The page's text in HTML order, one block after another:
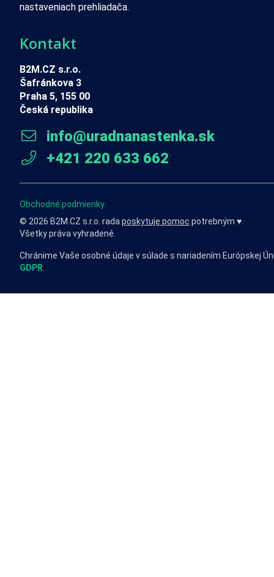
nastaveniach prehliadača.
Kontakt
B2M.CZ s.r.o.
Šafránkova 3
Praha 5, 155 00
Česká republika
info@uradnanastenka.sk
+421 220 633 662
Obchodné podmienky
© 2026 B2M.CZ s.r.o. rada poskytuje pomoc potrebným ♥️.
Všetky práva vyhradené.
Chránime Vaše osobné údaje v súlade s nariadením Európskej
GDPR